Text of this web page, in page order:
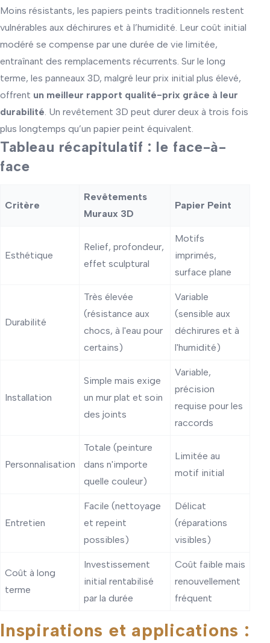
Moins résistants, les papiers peints traditionnels restent
vulnérables aux déchirures et à l’humidité. Leur coût initial
modéré se compense par une durée de vie limitée,
entraînant des remplacements récurrents. Sur le long
terme, les panneaux 3D, malgré leur prix initial plus élevé,
offrent un meilleur rapport qualité-prix grâce à leur
durabilité . Un revêtement 3D peut durer deux à trois fois
plus longtemps qu’un papier peint équivalent.
Tableau récapitulatif : le face-à-
face
Critère
Revêtements
Muraux 3D
Papier Peint
Esthétique
Relief, profondeur,
effet sculptural
Motifs
imprimés,
surface plane
Durabilité
Très élevée
(résistance aux
chocs, à l'eau pour
certains)
Variable
(sensible aux
déchirures et à
l'humidité)
Installation
Simple mais exige
un mur plat et soin
des joints
Variable,
précision
requise pour les
raccords
Personnalisation
Totale (peinture
dans n'importe
quelle couleur)
Limitée au
motif initial
Entretien
Facile (nettoyage
et repeint
possibles)
Délicat
(réparations
visibles)
Coût à long
terme
Investissement
initial rentabilisé
par la durée
Coût faible mais
renouvellement
fréquent
Inspirations et applications :